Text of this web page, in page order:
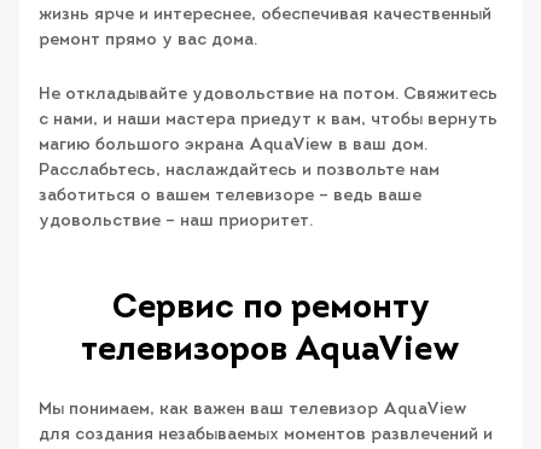
жизнь ярче и интереснее, обеспечивая качественный
ремонт прямо у вас дома.
Не откладывайте удовольствие на потом. Свяжитесь
с нами, и наши мастера приедут к вам, чтобы вернуть
магию большого экрана AquaView в ваш дом.
Расслабьтесь, наслаждайтесь и позвольте нам
заботиться о вашем телевизоре – ведь ваше
удовольствие – наш приоритет.
Сервис по ремонту
телевизоров AquaView
Мы понимаем, как важен ваш телевизор AquaView
для создания незабываемых моментов развлечений и